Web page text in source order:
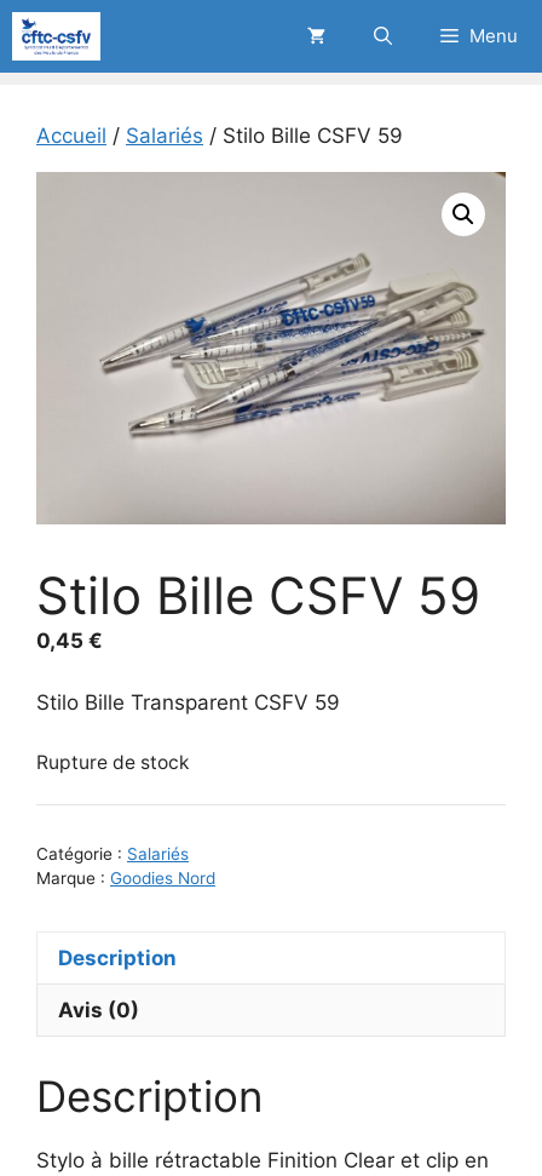
Aller
au
contenu
Menu
Accueil / Salariés / Stilo Bille CSFV 59
Stilo Bille CSFV 59
0,45 €
Stilo Bille Transparent CSFV 59
Rupture de stock
Catégorie : Salariés
Marque : Goodies Nord
Description
Avis (0)
Description
Stylo à bille rétractable Finition Clear et clip en